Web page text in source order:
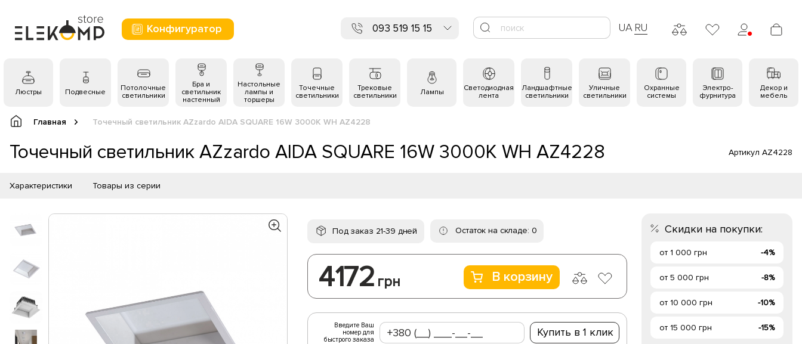
Конфигуратор 093 519 15 15 UA RU
Люстры Подвесные
Потолочные
светильники
Бра и
светильник
настенный
Настольные
лампы и
торшеры
Точечные
светильники
Трековые
светильники
Лампы
Светодиодная
лента
Ландшафтные
светильники
Уличные
светильники
Охранные
системы
Электро-
фурнитура
Декор и
мебель
Главная Точечный светильник AZzardo AIDA SQUARE 16W 3000K WH AZ4228
Точечный светильник AZzardo AIDA SQUARE 16W 3000K WH AZ4228 Артикул AZ4228
Характеристики Товары из серии
Под заказ 21-39 дней Остаток на складе: 0
4172 грн В корзину
Введите Ваш
номер для
быстрого заказа
Купить в 1 клик
Скидки на покупки:
от 1 000 грн -4%
от 5 000 грн -8%
от 10 000 грн -10%
от 15 000 грн -15%